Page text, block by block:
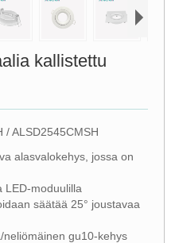
kallistettu
/ ALSD2545CMSH
alasvalokehys, jossa on
LED-moduulilla
säätää 25° joustavaa
gu10-kehys